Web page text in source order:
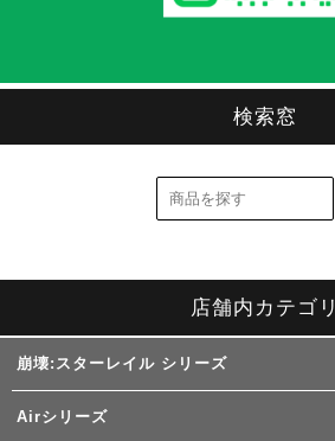
検索窓
店舗内カテゴリ
崩壊:スターレイル シリーズ
Airシリーズ